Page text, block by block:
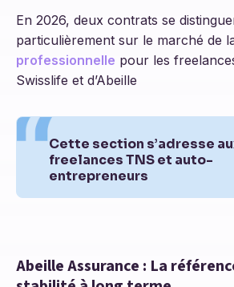
En 2026, deux contrats se
particulièrement sur le marché de
professionnelle pour les
Swisslife et d’Abeille
Cette section s’adresse
freelances TNS et auto-
entrepreneurs
Abeille Assurance : La